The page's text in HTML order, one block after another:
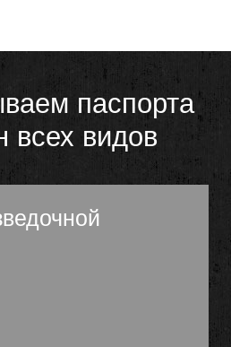
паспорта
всех видов